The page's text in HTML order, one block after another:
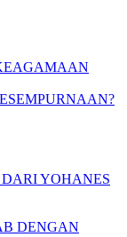
YOHANES
DENGAN